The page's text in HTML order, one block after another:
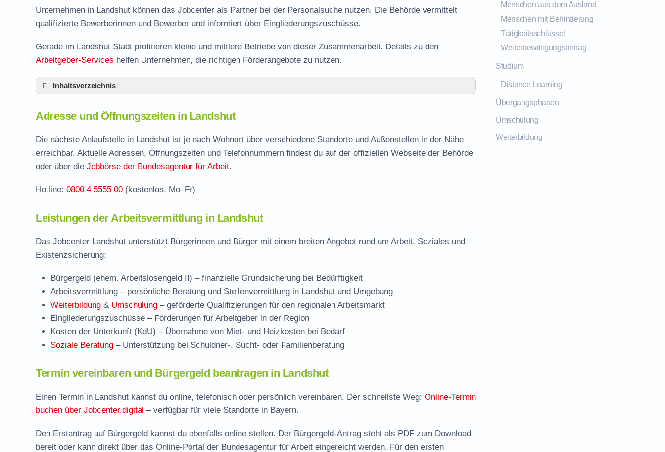
Unternehmen in Landshut können das Jobcenter als Partner bei der Personalsuche nutzen. Die Behörde vermittelt
qualifizierte Bewerberinnen und Bewerber und informiert über Eingliederungszuschüsse.
Gerade im Landshut Stadt profitieren kleine und mittlere Betriebe von dieser Zusammenarbeit. Details zu den
Arbeitgeber-Services helfen Unternehmen, die richtigen Förderangebote zu nutzen.
Inhaltsverzeichnis
Leistungen der Arbeitsvermittlung in Landshut
Termin vereinbaren und Bürgergeld beantragen
Jobcenter Landshut Stadt – zuständige Stelle
Stellenangebote und Jobbörse in Landshut
Häufige Fragen rund ums Jobcenter
Adresse und Öffnungszeiten in Landshut
Die nächste Anlaufstelle in Landshut ist je nach Wohnort über verschiedene Standorte und Außenstellen in der Nähe
erreichbar. Aktuelle Adressen, Öffnungszeiten und Telefonnummern findest du auf der offiziellen Webseite der Behörde
oder über die Jobbörse der Bundesagentur für Arbeit.
Hotline: 0800 4 5555 00 (kostenlos, Mo–Fr)
Leistungen der Arbeitsvermittlung in Landshut
Das Jobcenter Landshut unterstützt Bürgerinnen und Bürger mit einem breiten Angebot rund um Arbeit, Soziales und
Existenzsicherung:
Bürgergeld (ehem. Arbeitslosengeld II) – finanzielle Grundsicherung bei Bedürftigkeit
Arbeitsvermittlung – persönliche Beratung und Stellenvermittlung in Landshut und Umgebung
Weiterbildung & Umschulung – geförderte Qualifizierungen für den regionalen Arbeitsmarkt
Eingliederungszuschüsse – Förderungen für Arbeitgeber in der Region
Kosten der Unterkunft (KdU) – Übernahme von Miet- und Heizkosten bei Bedarf
Soziale Beratung – Unterstützung bei Schuldner-, Sucht- oder Familienberatung
Termin vereinbaren und Bürgergeld beantragen in Landshut
Einen Termin in Landshut kannst du online, telefonisch oder persönlich vereinbaren. Der schnellste Weg: Online-Termin
buchen über Jobcenter.digital – verfügbar für viele Standorte in Bayern.
Den Erstantrag auf Bürgergeld kannst du ebenfalls online stellen. Der Bürgergeld-Antrag steht als PDF zum Download
bereit oder kann direkt über das Online-Portal der Bundesagentur für Arbeit eingereicht werden. Für den ersten
Menschen aus dem Ausland
Menschen mit Behinderung
Tätigkeitsschlüssel
Weiterbewilligungsantrag
Studium
Distance Learning
Übergangsphasen
Umschulung
Weiterbildung